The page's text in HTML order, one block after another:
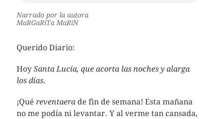
Narrado por la autora
MaRGaRiTa MaRíN
Querido Diario:
Hoy Santa Lucía, que acorta las noches y alarga
los días.
¡Qué reventaerade fin de semana! Esta mañana
no me podía ni levantar. Y al verme tan cansada,